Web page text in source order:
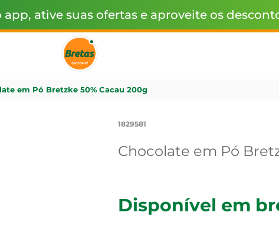
app, ative suas ofertas e aproveite os
em Pó Bretzke 50% Cacau 200g
1829581
Chocolate em Pó
Disponível em